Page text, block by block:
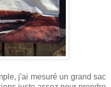
j'ai mesuré un grand sac